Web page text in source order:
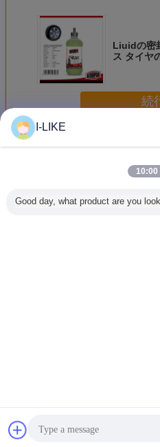
Liuidの密
ス タイヤ
続
多く緊急のタイヤ修理
チャット
I-LIKE
10:00
Good day, what product are you